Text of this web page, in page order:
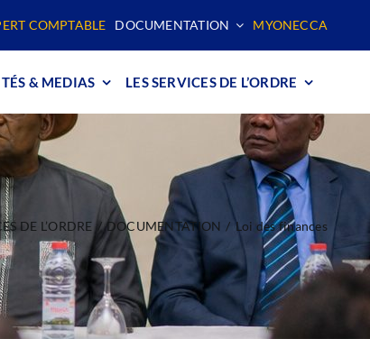
COMPTABLE DOCUMENTATION MYONECCA
& MEDIAS LES SERVICES DE L’ORDRE
DE L’ORDRE DOCUMENTATION Loi des finances